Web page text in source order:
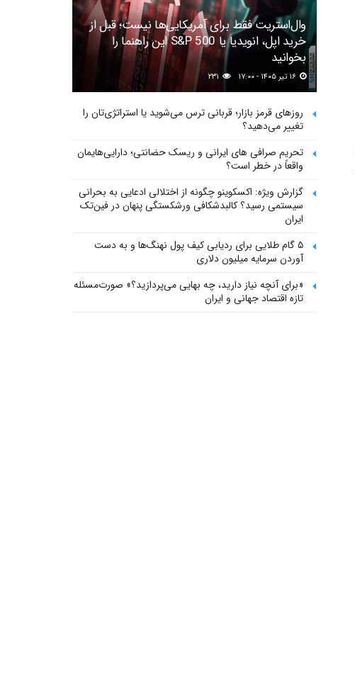
وال‌استریت فقط برای آمریکایی‌ها نیست؛ قبل از
خرید اپل، انویدیا یا S&P 500 این راهنما را
بخوانید
روزهای قرمز بازار؛ قربانی ترس می‌شوید یا استراتژی‌تان را
تغییر می‌دهید؟
تحریم صرافی های ایرانی و ریسک حضانتی؛ دارایی‌هایمان
واقعاً در خطر است؟
گزارش ویژه: اکسکوینو چگونه از اختلالی ادعایی به بحرانی
سیستمی رسید؟ کالبدشکافی ورشکستگی پنهان در فین‌تک
ایران
۵ گام طلایی برای ردیابی کیف پول‌ نهنگ‌ها و به دست
آوردن سرمایه میلیون دلاری
«برای آنچه نیاز دارید، چه بهایی می‌پردازید؟» صورت‌مسئله
تازه اقتصاد جهانی و ایران